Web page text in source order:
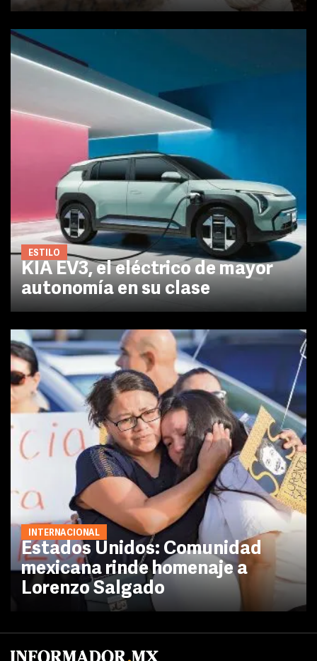
ESTILO
KIA EV3, el eléctrico de mayor
autonomía en su clase
INTERNACIONAL
Estados Unidos: Comunidad
mexicana rinde homenaje a
Lorenzo Salgado